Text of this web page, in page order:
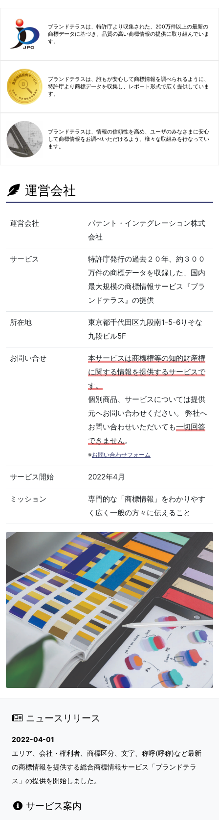
ブランドテラスは、特許庁より収集された、200万件以上の最新の
商標データに基づき、品質の高い商標情報の提供に取り組んでいま
す。
ブランドテラスは、誰もが安心して商標情報を調べられるように、
特許庁より商標データを収集し、レポート形式で広く提供していま
す。
ブランドテラスは、情報の信頼性を高め、ユーザのみなさまに安心
して商標情報をお調べいただけるよう、様々な取組みを行なってい
ます。
運営会社
運営会社
パテント・インテグレーション株式
会社
サービス
特許庁発行の過去２０年、約３００
万件の商標データを収録した、国内
最大規模の商標情報サービス『ブラ
ンドテラス』の提供
所在地
東京都千代田区九段南1-5-6りそな
九段ビル5F
お問い合せ
本サービスは商標権等の知的財産権
に関する情報を提供するサービスで
す。
個別商品、サービスについては提供
元へお問い合わせください。 弊社へ
お問い合わせいただいても一切回答
できません。
※お問い合わせフォーム
サービス開始 2022年4月
ミッション
専門的な「商標情報」をわかりやす
く広く一般の方々に伝えること
ニュースリリース
2022-04-01
エリア、会社・権利者、商標区分、文字、称呼(呼称)など最新
の商標情報を提供する総合商標情報サービス「ブランドテラ
ス」の提供を開始しました。
サービス案内